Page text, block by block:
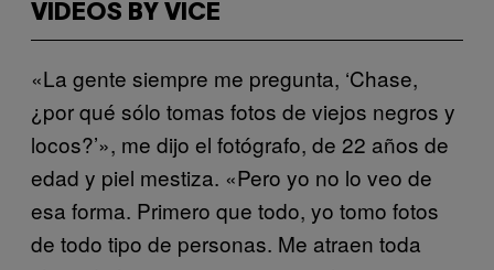
VIDEOS BY VICE
«La gente siempre me pregunta, ‘Chase,
¿por qué sólo tomas fotos de viejos negros y
locos?’», me dijo el fotógrafo, de 22 años de
edad y piel mestiza. «Pero yo no lo veo de
esa forma. Primero que todo, yo tomo fotos
de todo tipo de personas. Me atraen toda